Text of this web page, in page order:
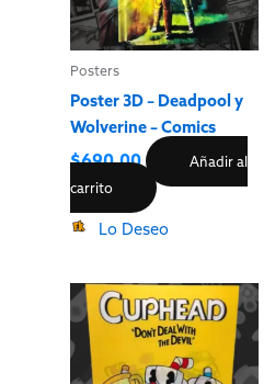
Posters
Poster 3D – Deadpool y
Wolverine – Comics
$690.00
Añadir al
carrito
Lo Deseo